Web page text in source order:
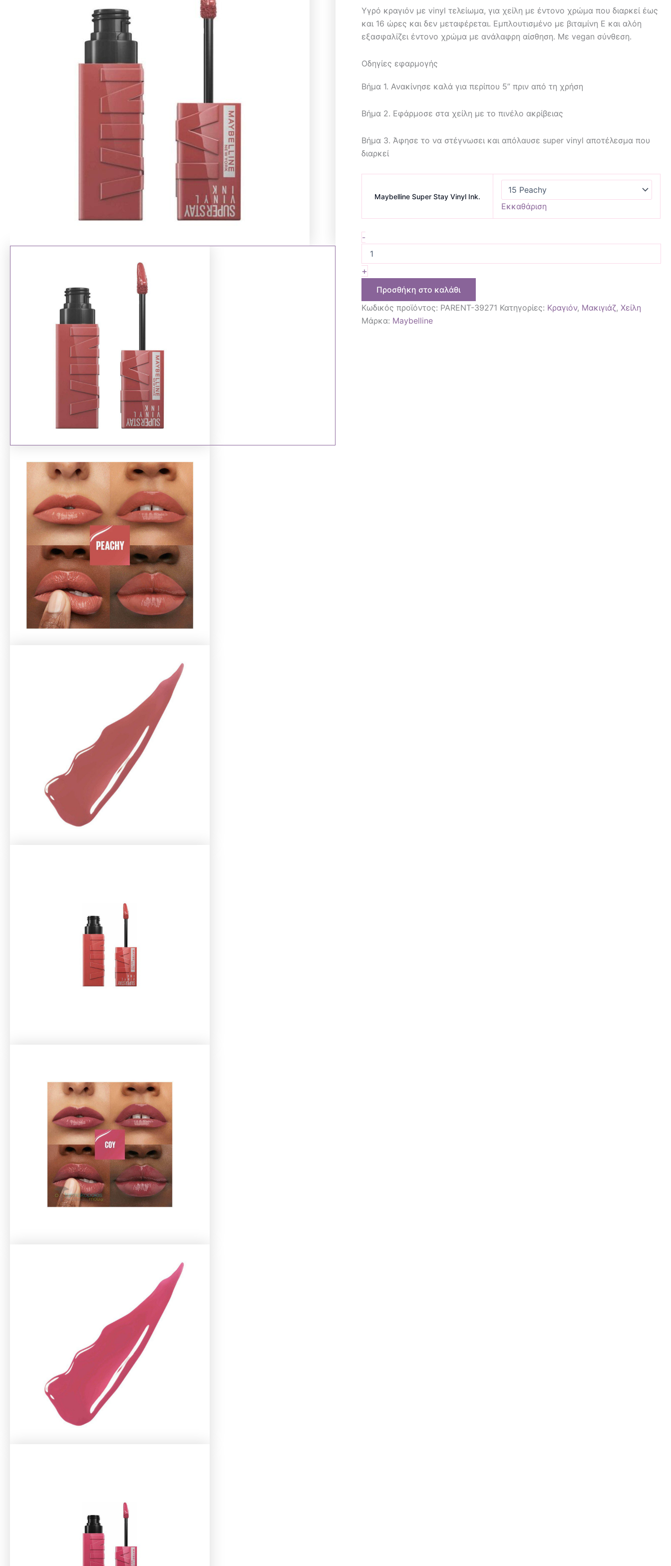
Υγρό κραγιόν με vinyl τελείωμα, για χείλη με έντονο χρώμα που διαρκεί έως
και 16 ώρες και δεν μεταφέρεται. Eμπλουτισμένο με βιταμίνη Ε και αλόη
εξασφαλίζει έντονο χρώμα με ανάλαφρη αίσθηση. Με vegan σύνθεση.
Οδηγίες εφαρμογής
Βήμα 1. Ανακίνησε καλά για περίπου 5” πριν από τη χρήση
Βήμα 2. Εφάρμοσε στα χείλη με το πινέλο ακρίβειας
Βήμα 3. Άφησε το να στέγνωσει και απόλαυσε super vinyl αποτέλεσμα που
διαρκεί
Maybelline Super Stay Vinyl Ink.
Εκκαθάριση
-
+
Προσθήκη στο καλάθι
Κωδικός προϊόντος: PARENT-39271 Κατηγορίες: Κραγιόν, Μακιγιάζ,Χείλη
Μάρκα: Maybelline